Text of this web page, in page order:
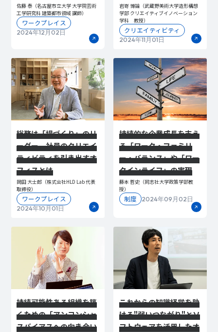
佐藤 泰（名古屋市立大学 大学院芸術
工学研究科 建築都市領域 講師）
2024年12月02日
ワークプレイス
岩嵜 博論（武蔵野美術大学造形構想
学部 クリエイティブイノベーション
学科 教授）
2024年11月01日
クリエイティビティ
総務は「場づくり」のリ
ーダー。社員のクリエイ
ティビティを引き出すオ
フィスとは
岡田 大士郎（株式会社HLD Lab 代表
取締役）
2024年10月01日
ワークプレイス
持続的な企業成長を支え
る「ワーク・ファミリ
ー・バランス」や「ワー
クインライフ」の実現
藤本 哲史（同志社大学政策学部教
授）
2024年09月02日
制度
持続可能性ある組織を築
くための「アンコンシャ
スバイアスへの向き合い
これからの知識経営を助
ける"弱いつながり"とソ
フトウェアを活用したオ